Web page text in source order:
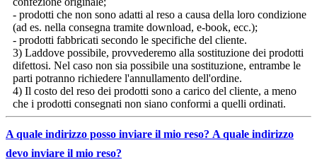
confezione originale;
- prodotti che non sono adatti al reso a causa della loro condizione
(ad es. nella consegna tramite download, e-book, ecc.);
- prodotti fabbricati secondo le specifiche del cliente.
3) Laddove possibile, provvederemo alla sostituzione dei prodotti
difettosi. Nel caso non sia possibile una sostituzione, entrambe le
parti potranno richiedere l'annullamento dell'ordine.
4) Il costo del reso dei prodotti sono a carico del cliente, a meno
che i prodotti consegnati non siano conformi a quelli ordinati.
A quale indirizzo posso inviare il mio reso? A quale indirizzo
devo inviare il mio reso?